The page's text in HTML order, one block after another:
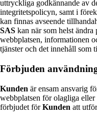
uttryckliga godkännande av
integritetspolicyn, samt i
kan finnas avseende
SAS kan när som helst
webbplatsen, informationen
tjänster och det innehåll som
Förbjuden
Kunden är ensam ansvarig
webbplatsen för olagliga
förbjudet förKunden att